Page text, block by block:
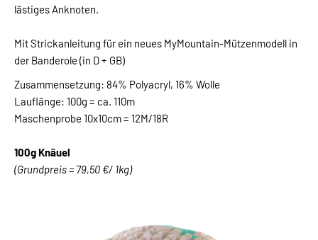
lästiges Anknoten.
Mit Strickanleitung für ein neues MyMountain-Mützenmodell in
der Banderole (in D + GB)
Zusammensetzung: 84% Polyacryl, 16% Wolle
Lauflänge: 100g = ca. 110m
Maschenprobe 10x10cm = 12M/18R
100g Knäuel
(Grundpreis = 79,50 €/ 1kg)